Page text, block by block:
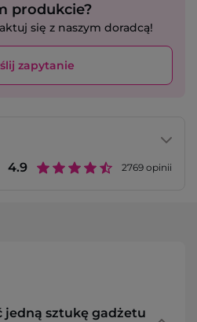
produkcie?
się z naszym doradcą!
zapytanie
4.9 2769 opinii
jedną sztukę gadżetu